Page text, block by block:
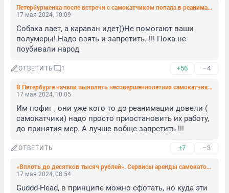
Петербурженка после встречи с самокатчиком попала в реанимацию с проломленной головой
17 мая 2024, 10:09
Собака лает, а караван идет))Не помогают ваши
полумеры! Надо взять и запретить. !!! Пока не
поубивали народ
ОТВЕТИТЬ 1 +56 –4
В Петербурге начали выявлять несовершеннолетних самокатчиков, а также их родителей. Всех блокируют
17 мая 2024, 10:05
Им пофиг , они уже кого то до реанимации довели (
самокатчики) надо просто приостановить их работу,
до принятия мер. А лучше вобще запретить !!!
ОТВЕТИТЬ +7 –3
«Вплоть до десятков тысяч рублей». Сервисы аренды самокатов ужесточат штрафы для нарушителей
17 мая 2024, 08:54
Guddd-Head, в принципе можно сфотать, но куда эти